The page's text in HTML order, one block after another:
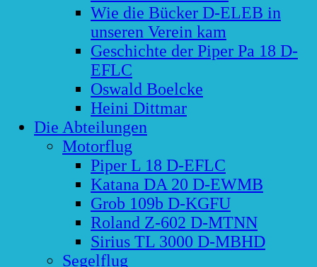
Wie die Bücker D-ELEB in
unseren Verein kam
Geschichte der Piper Pa 18 D-
EFLC
Oswald Boelcke
Heini Dittmar
Die Abteilungen
Motorflug
Piper L 18 D-EFLC
Katana DA 20 D-EWMB
Grob 109b D-KGFU
Roland Z-602 D-MTNN
Sirius TL 3000 D-MBHD
Segelflug